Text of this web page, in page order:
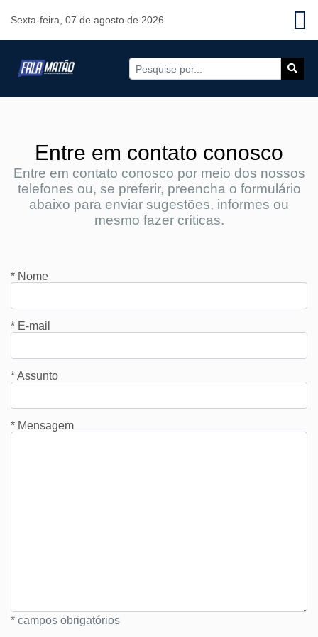
Sexta-feira, 07 de agosto de 2026
Entre em contato conosco
Entre em contato conosco por meio dos nossos
telefones ou, se preferir, preencha o formulário
abaixo para enviar sugestões, informes ou
mesmo fazer críticas.
* Nome
* E-mail
* Assunto
* Mensagem
* campos obrigatórios